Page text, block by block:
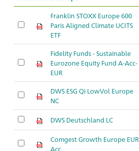
Franklin STOXX Europe 600
Paris Aligned Climate UCITS
ETF
Fidelity Funds - Sustainable
Eurozone Equity Fund A-Acc-
EUR
DWS ESG Qi LowVol Europe
NC
DWS Deutschland LC
Comgest Growth Europe EUR
Acc